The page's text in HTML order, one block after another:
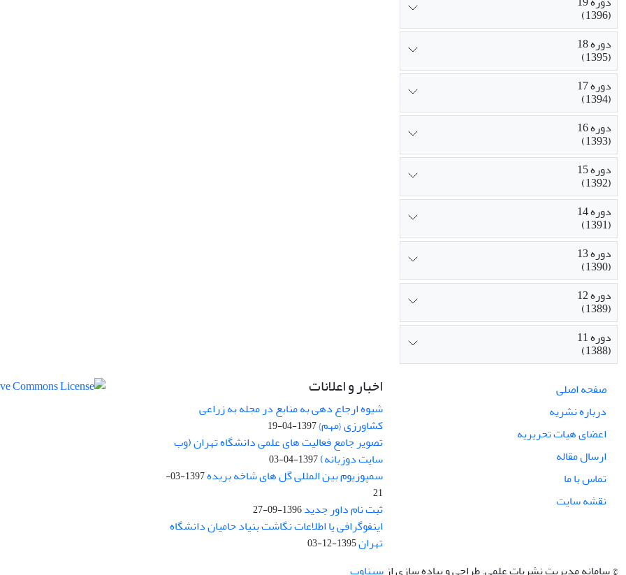
(1396)
دوره 18
(1395)
دوره 17
(1394)
دوره 16
(1393)
دوره 15
(1392)
دوره 14
(1391)
دوره 13
(1390)
دوره 12
(1389)
دوره 11
(1388)
صفحه اصلی
درباره نشریه
اعضای هیات تحریریه
ارسال مقاله
تماس با ما
نقشه سایت
اخبار و اعلانات
شیوه ارجاع دهی به منابع در مجله به زراعی
کشاورزی {مهم}1397-04-19
تصویر جامع فعالیت های علمی دانشگاه تهران (وب
سایت دوزبانه)1397-04-03
سمپوزیوم بین المللی گل های شاخه بریده
1397-03-
21
ثبت نام داور جدید1396-09-27
اینفوگرافی یا اطلاعات نگاشت بنیاد حامیان دانشگاه
تهران1395-12-03
© سامانه مدیریت نشریات علمی.طراحی و پیاده سازی از سیناوب